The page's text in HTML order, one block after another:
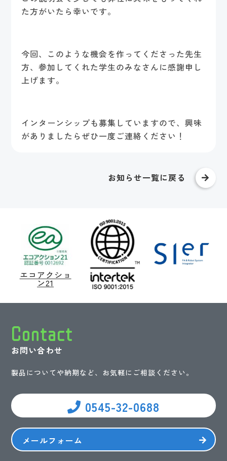
た方がいたら幸いです。
今回、このような機会を作ってくださった先生
方、参加してくれた学生のみなさんに感謝申し
上げます。
インターンシップも募集していますので、興味
がありましたらぜひ一度ご連絡ください！
お知らせ一覧に戻る
エコアクショ
ン21
Contact
お問い合わせ
製品についてや納期など、お気軽にご相談ください。
0545-32-0688
メールフォーム